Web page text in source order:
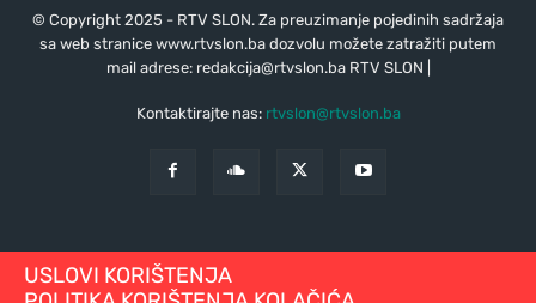
© Copyright 2025 - RTV SLON. Za preuzimanje pojedinih sadržaja
sa web stranice www.rtvslon.ba dozvolu možete zatražiti putem
mail adrese: redakcija@rtvslon.baRTV SLON |
Kontaktirajte nas: rtvslon@rtvslon.ba
USLOVI KORIŠTENJA